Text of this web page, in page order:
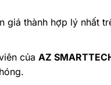
giá thành hợp lý nhất
của AZ